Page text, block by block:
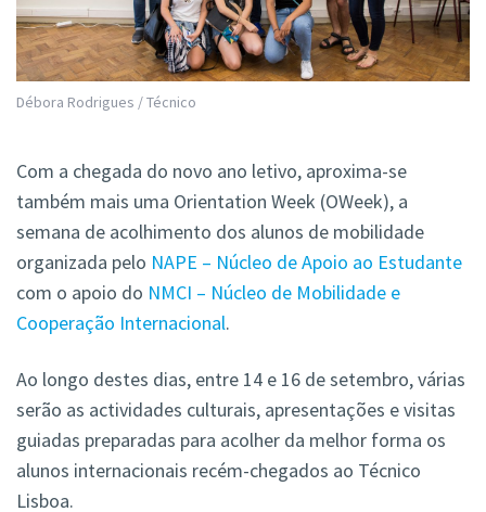
Débora Rodrigues / Técnico
Com a chegada do novo ano letivo, aproxima-se
também mais uma Orientation Week (OWeek), a
semana de acolhimento dos alunos de mobilidade
organizada pelo NAPE – Núcleo de Apoio ao Estudante
com o apoio do NMCI – Núcleo de Mobilidade e
Cooperação Internacional.
Ao longo destes dias, entre 14 e 16 de setembro, várias
serão as actividades culturais, apresentações e visitas
guiadas preparadas para acolher da melhor forma os
alunos internacionais recém-chegados ao Técnico
Lisboa.